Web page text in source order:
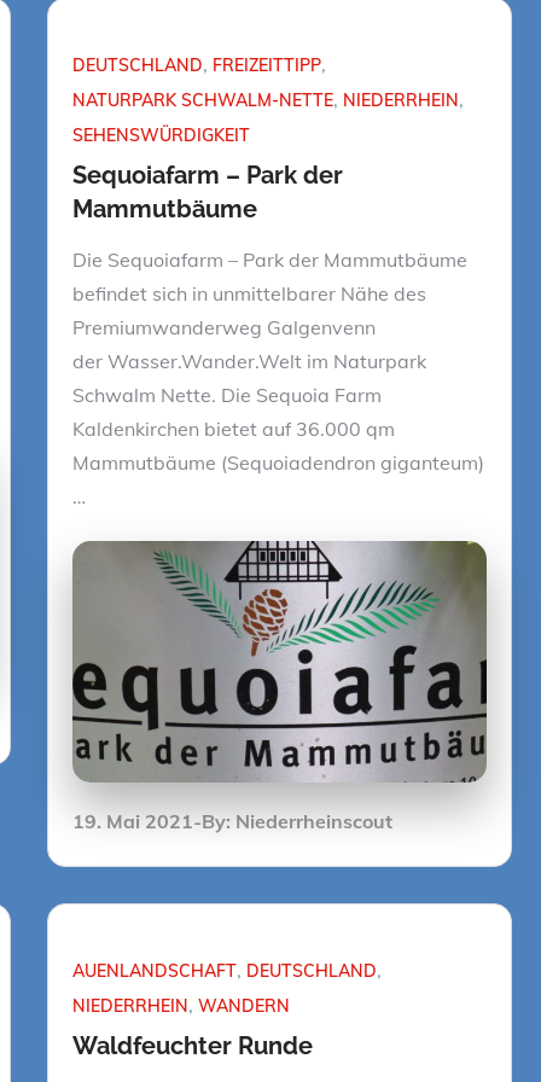
DEUTSCHLAND FREIZEITTIPP
NATURPARK SCHWALM-NETTE NIEDERRHEIN
SEHENSWÜRDIGKEIT
Sequoiafarm – Park der
Mammutbäume
Die Sequoiafarm – Park der Mammutbäume
befindet sich in unmittelbarer Nähe des
Premiumwanderweg Galgenvenn
der Wasser.Wander.Welt im Naturpark
Schwalm Nette. Die Sequoia Farm
Kaldenkirchen bietet auf 36.000 qm
Mammutbäume (Sequoiadendron giganteum)
…
Posted
19. Mai 2021 By: Niederrheinscout
AUENLANDSCHAFT DEUTSCHLAND
NIEDERRHEIN WANDERN
Waldfeuchter Runde